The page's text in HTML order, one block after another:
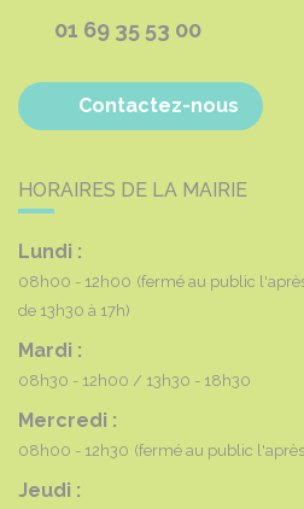
01 69 35 53 00
Contactez-nous
HORAIRES DE LA MAIRIE
Lundi :
08h00 - 12h00 (fermé au public
de 13h30 à 17h)
Mardi :
08h30 - 12h00 13h30 - 18h30
Mercredi :
08h00 - 12h30 (fermé au public
Jeudi :